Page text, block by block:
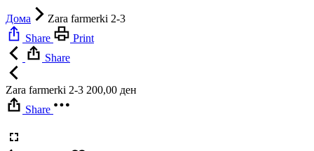
Дома
Zara farmerki 2-3
Share
Print
Share
Zara farmerki 2-3 200,00 ден
Share